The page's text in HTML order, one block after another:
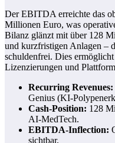
Der EBITDA erreichte das
Millionen Euro, was
Bilanz glänzt mit über 128
und kurzfristigen Anlagen –
schuldenfrei. Dies
Lizenzierungen und
Recurring Revenues:
Genius (KI-
Cash-Position: 128
AI-MedTech.
EBITDA-Inflection:
sichtbar.